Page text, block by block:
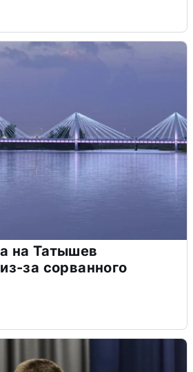
на Татышев
за сорванного